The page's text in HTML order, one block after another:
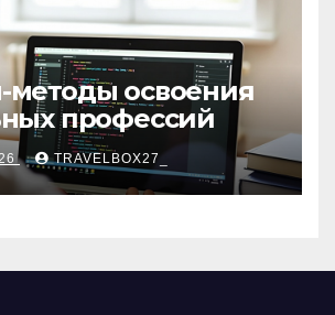
методы освоения
профессий
TRAVELBOX27_